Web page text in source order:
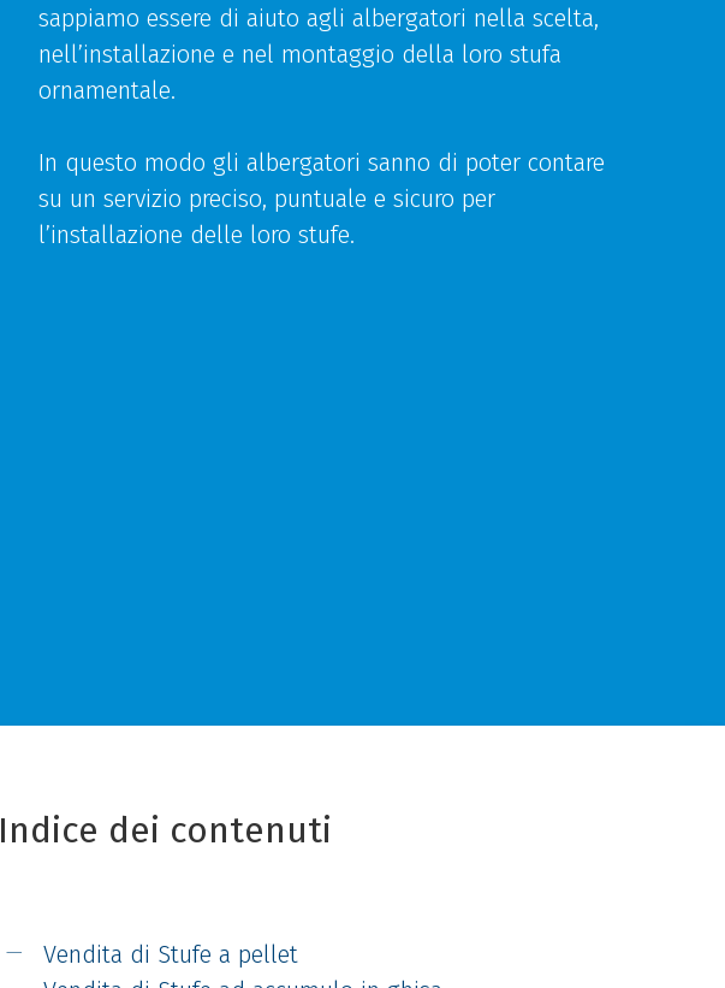
sappiamo essere di aiuto agli albergatori nella scelta,
nell’installazione e nel montaggio della loro stufa
ornamentale.
In questo modo gli albergatori sanno di poter contare
su un servizio preciso, puntuale e sicuro per
l’installazione delle loro stufe.
Indice dei contenuti
Vendita di Stufe a pellet